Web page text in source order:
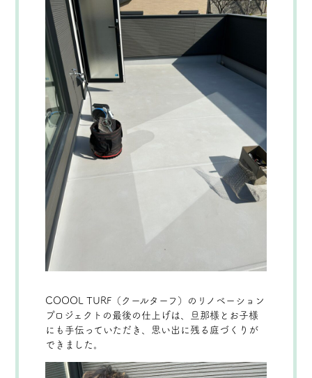
COOOL TURF（クールターフ）のリノベーション
プロジェクトの最後の仕上げは、旦那様とお子様
にも手伝っていただき、思い出に残る庭づくりが
できました。